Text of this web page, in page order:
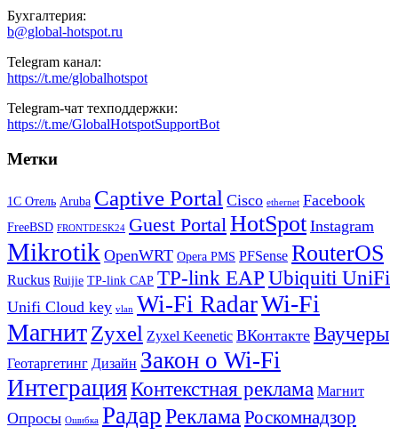
Бухгалтерия:
b@global-hotspot.ru
Telegram канал:
https://t.me/globalhotspot
Telegram-чат техподдержки:
https://t.me/GlobalHotspotSupportBot
Метки
1С Отель Aruba Captive Portal Cisco ethernet Facebook
FreeBSD FRONTDESK24 Guest Portal HotSpot Instagram
Mikrotik OpenWRT Opera PMS PFSense RouterOS
Ruckus Ruijie TP-link CAP TP-link EAP Ubiquiti UniFi
Unifi Cloud key vlan Wi-Fi RadarWi-Fi
МагнитZyxel Zyxel Keenetic ВКонтакте Ваучеры
Геотаргетинг Дизайн Закон о Wi-Fi
ИнтеграцияКонтекстная реклама Магнит
Опросы Ошибка РадарРеклама Роскомнадзор